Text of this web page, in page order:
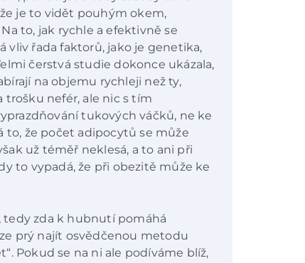
je to vidět pouhým okem,
to, jak rychle a efektivně se
vliv řada faktorů, jako je genetika,
čerstvá studie dokonce ukázala,
na objemu rychleji než ty,
trošku nefér, ale nic s tím
tukových váčků, ne ke
že počet adipocytů se může
už téměř neklesá, a to ani při
to vypadá, že při obezitě může ke
tedy zda k hubnutí pomáhá
prý najít osvědčenou metodu
Pokud se na ni ale podíváme blíž,